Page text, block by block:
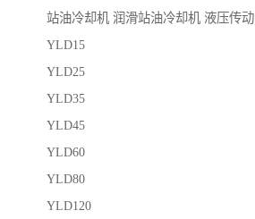
站油冷却机 润滑站油冷却机 液压传动
YLD15
YLD25
YLD35
YLD45
YLD60
YLD80
YLD120